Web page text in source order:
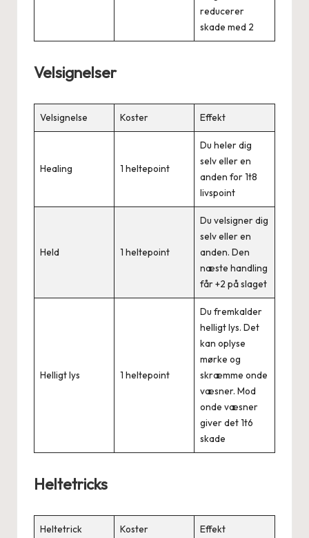
reducerer
skade med 2
Velsignelser
Velsignelse Koster Effekt
Healing 1 heltepoint
Du heler dig
selv eller en
anden for 1t8
livspoint
Held 1 heltepoint
Du velsigner dig
selv eller en
anden. Den
næste handling
får +2 på slaget
Helligt lys 1 heltepoint
Du fremkalder
helligt lys. Det
kan oplyse
mørke og
skræmme onde
væsner. Mod
onde væsner
giver det 1t6
skade
Heltetricks
Heltetrick Koster Effekt